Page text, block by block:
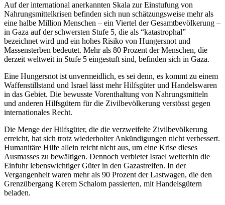
Auf der international anerkannten Skala zur Einstufung von
Nahrungsmittelkrisen befinden sich nun schätzungsweise mehr als
eine halbe Million Menschen – ein Viertel der Gesamtbevölkerung –
in Gaza auf der schwersten Stufe 5, die als “katastrophal”
bezeichnet wird und ein hohes Risiko von Hungersnot und
Massensterben bedeutet. Mehr als 80 Prozent der Menschen, die
derzeit weltweit in Stufe 5 eingestuft sind, befinden sich in Gaza.
Eine Hungersnot ist unvermeidlich, es sei denn, es kommt zu einem
Waffenstillstand und Israel lässt mehr Hilfsgüter und Handelswaren
in das Gebiet. Die bewusste Vorenthaltung von Nahrungsmitteln
und anderen Hilfsgütern für die Zivilbevölkerung verstösst gegen
internationales Recht.
Die Menge der Hilfsgüter, die die verzweifelte Zivilbevölkerung
erreicht, hat sich trotz wiederholter Ankündigungen nicht verbessert.
Humanitäre Hilfe allein reicht nicht aus, um eine Krise dieses
Ausmasses zu bewältigen. Dennoch verbietet Israel weiterhin die
Einfuhr lebenswichtiger Güter in den Gazastreifen. In der
Vergangenheit waren mehr als 90 Prozent der Lastwagen, die den
Grenzübergang Kerem Schalom passierten, mit Handelsgütern
beladen.